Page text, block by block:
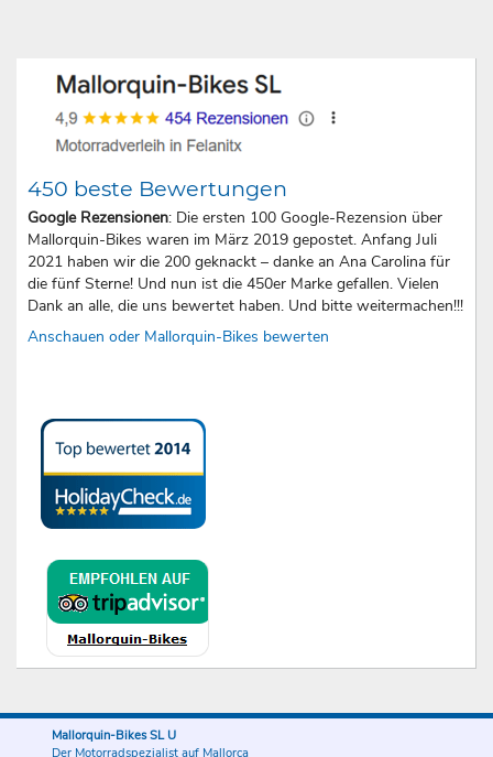
450 beste Bewertungen
Google Rezensionen: Die ersten 100 Google-Rezension über
Mallorquin-Bikes waren im März 2019 gepostet. Anfang Juli
2021 haben wir die 200 geknackt – danke an Ana Carolina für
die fünf Sterne! Und nun ist die 450er Marke gefallen. Vielen
Dank an alle, die uns bewertet haben. Und bitte weitermachen!!!
Anschauen oder Mallorquin-Bikes bewerten
Mallorquin-Bikes SL U
Der Motorradspezialist auf Mallorca